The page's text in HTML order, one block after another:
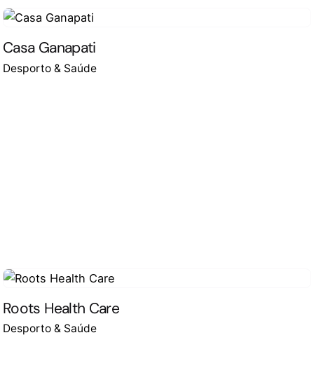
Casa Ganapati
Desporto & Saúde
Roots Health Care
Desporto & Saúde